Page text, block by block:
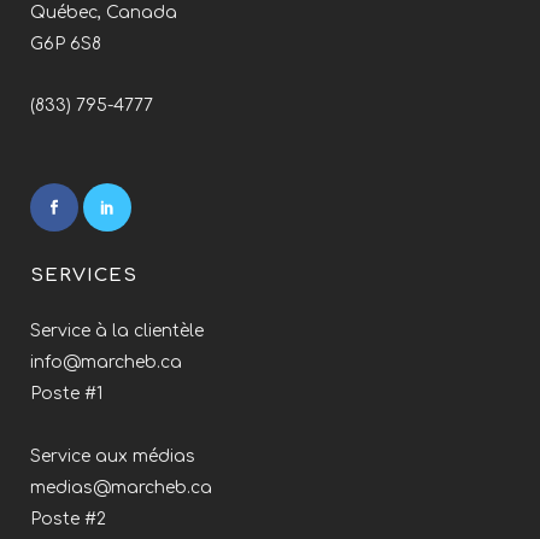
Québec, Canada
G6P 6S8
(833) 795-4777
SERVICES
Service à la clientèle
info@marcheb.ca
Poste #1
Service aux médias
medias@marcheb.ca
Poste #2